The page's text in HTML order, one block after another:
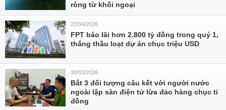
ròng từ khối ngoại
22/04/2026
FPT báo lãi hơn 2.800 tỷ đồng trong quý 1,
thắng thầu loạt dự án chục triệu USD
30/03/2026
Bắt 3 đối tượng câu kết với người nước
ngoài lập sàn điện tử lừa đảo hàng chục tỉ
đồng